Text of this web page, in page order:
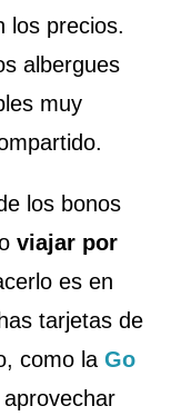
los precios.
albergues
muy
los bonos
viajar por
es en
tarjetas de
como laGo